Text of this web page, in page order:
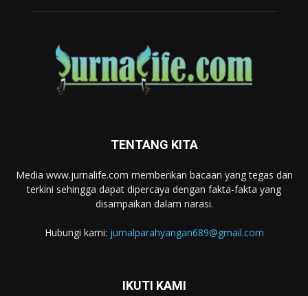
TENTANG KITA
Media www.jurnalife.com memberikan bacaan yang tegas dan
terkini sehingga dapat dipercaya dengan fakta-fakta yang
disampaikan dalam narasi.
Hubungi kami: jurnalparahyangan689@gmail.com
IKUTI KAMI